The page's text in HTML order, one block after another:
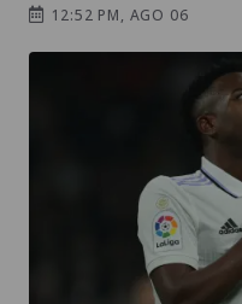
12:52 PM, AGO 06